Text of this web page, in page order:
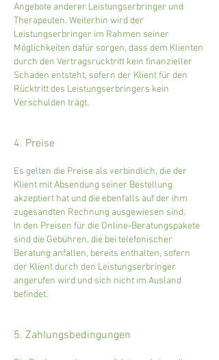
Angebote anderer Leistungserbringer und
Therapeuten. Weiterhin wird der
Leistungserbringer im Rahmen seiner
Möglichkeiten dafür sorgen, dass dem Klienten
durch den Vertragsrücktritt kein finanzieller
Schaden entsteht, sofern der Klient für den
Rücktritt des Leistungserbringers kein
Verschulden trägt.
4. Preise
Es gelten die Preise als verbindlich, die der
Klient mit Absendung seiner Bestellung
akzeptiert hat und die ebenfalls auf der ihm
zugesandten Rechnung ausgewiesen sind.
In den Preisen für die Online-Beratungspakete
sind die Gebühren, die bei telefonischer
Beratung anfallen, bereits enthalten, sofern
der Klient durch den Leistungserbringer
angerufen wird und sich nicht im Ausland
befindet.
5. Zahlungsbedingungen